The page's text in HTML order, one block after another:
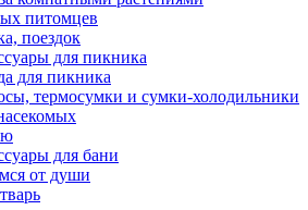
питомцев
поездок
для пикника
для пикника
термосумки и сумки-холодильники
для бани
от души